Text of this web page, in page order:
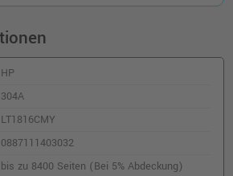
Toner ersetzt HP 304A
· Magenta
€
zzgl. Versand
HP
304A
LT1816CMY
0887111403032
bis zu 8400 Seiten (Bei 5% Abdeckung)